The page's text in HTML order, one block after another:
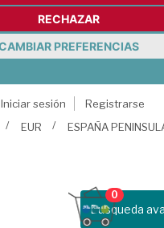
RECHAZAR
PREFERENCIAS
Iniciar sesión
Registrarse
EUR ESPAÑA
Busqueda
0